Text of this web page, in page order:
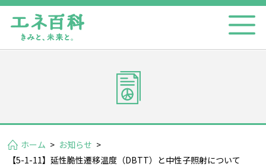
ホーム > お知らせ >
【5-1-11】延性脆性遷移温度（DBTT）と中性子照射について